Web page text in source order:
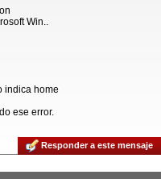
Win..
indica home
ese error.
Responder a este mensaje